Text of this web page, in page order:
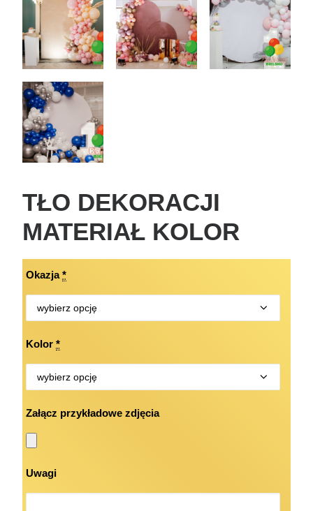
TŁO DEKORACJI
MATERIAŁ KOLOR
Okazja *
Kolor *
Załącz przykładowe zdjęcia
Uwagi